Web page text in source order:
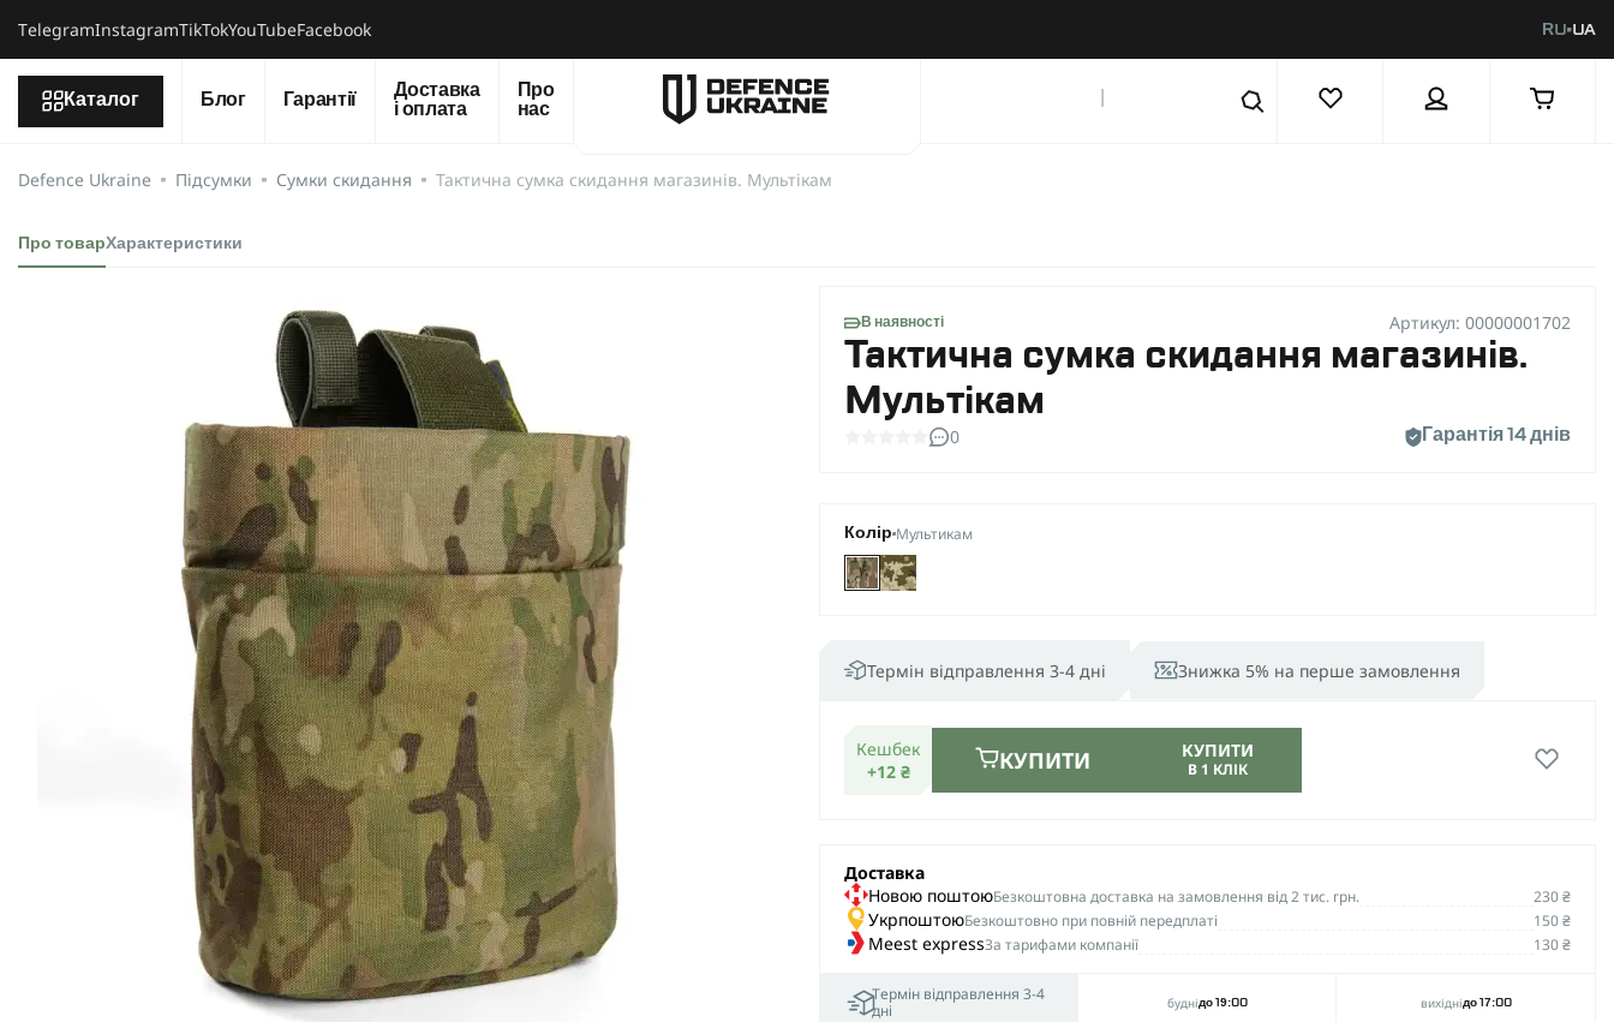
ТelegramInstagramTikTokYouTubeFacebook RU UA
Каталог Блог Гарантії
Доставка
і оплата
Про
нас
Defence Ukraine Підсумки Сумки скидання Тактична сумка скидання магазинів. Мультікам
Про товарХарактеристики
В наявності Артикул: 00000001702
Тактична сумка скидання магазинів.
Мультікам
0 Гарантія 14 днів
Колір Мультикам
Термін відправлення 3-4 дні Знижка 5% на перше замовлення
Кешбек
+12 ₴
КУПИТИ КУПИТИ
В 1 КЛІК
Доставка
Новою поштоюБезкоштовна доставка на замовлення від 2 тис. грн. 230 ₴
УкрпоштоюБезкоштовно при повній передплаті 150 ₴
Meest expressЗа тарифами компанії 130 ₴
Термін відправлення 3-4
дні
буднідо 19:00 вихіднідо 17:00